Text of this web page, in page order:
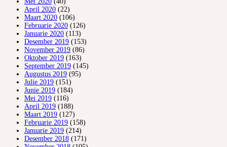
April 2020 (22)
Maart 2020 (106)
Februarie 2020 (126)
Januarie 2020 (113)
Desember 2019 (153)
November 2019 (86)
Oktober 2019 (163)
September 2019 (145)
Augustus 2019 (95)
Julie 2019 (151)
Junie 2019 (184)
Mei 2019 (116)
April 2019 (188)
Maart 2019 (127)
Februarie 2019 (158)
Januarie 2019 (214)
Desember 2018 (171)